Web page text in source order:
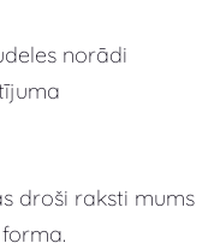
norādi
droši raksti mums